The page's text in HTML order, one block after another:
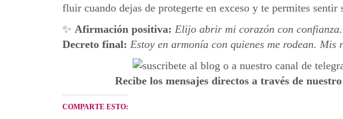
fluir cuando dejas de protegerte en exceso y te permites sentir
✨ Afirmación positiva: Elijo abrir mi corazón con
Decreto final: Estoy en armonía con quienes me rodean. Mis
Recibe los mensajes directos a través de
COMPARTE ESTO: